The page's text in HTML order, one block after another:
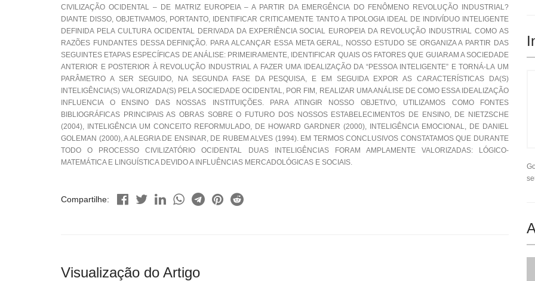
CIVILIZAÇÃO OCIDENTAL – DE MATRIZ EUROPEIA – A PARTIR DA EMERGÊNCIA DO FENÔMENO REVOLUÇÃO INDUSTRIAL?
DIANTE DISSO, OBJETIVAMOS, PORTANTO, IDENTIFICAR CRITICAMENTE TANTO A TIPOLOGIA IDEAL DE INDIVÍDUO INTELIGENTE
DEFINIDA PELA CULTURA OCIDENTAL DERIVADA DA EXPERIÊNCIA SOCIAL EUROPEIA DA REVOLUÇÃO INDUSTRIAL COMO AS
RAZÕES FUNDANTES DESSA DEFINIÇÃO. PARA ALCANÇAR ESSA META GERAL, NOSSO ESTUDO SE ORGANIZA A PARTIR DAS
SEGUINTES ETAPAS ESPECÍFICAS DE ANÁLISE: PRIMEIRAMENTE, IDENTIFICAR QUAIS OS FATORES QUE GUIARAM A SOCIEDADE
ANTERIOR E POSTERIOR À REVOLUÇÃO INDUSTRIAL A FAZER UMA IDEALIZAÇÃO DA “PESSOA INTELIGENTE” E TORNÁ-LA UM
PARÂMETRO A SER SEGUIDO, NA SEGUNDA FASE DA PESQUISA, E EM SEGUIDA EXPOR AS CARACTERÍSTICAS DA(S)
INTELIGÊNCIA(S) VALORIZADA(S) PELA SOCIEDADE OCIDENTAL, POR FIM, REALIZAR UMA ANÁLISE DE COMO ESSA IDEALIZAÇÃO
INFLUENCIA O ENSINO DAS NOSSAS INSTITUIÇÕES. PARA ATINGIR NOSSO OBJETIVO, UTILIZAMOS COMO FONTES
BIBLIOGRÁFICAS PRINCIPAIS AS OBRAS SOBRE O FUTURO DOS NOSSOS ESTABELECIMENTOS DE ENSINO, DE NIETZSCHE
(2004), INTELIGÊNCIA UM CONCEITO REFORMULADO, DE HOWARD GARDNER (2000), INTELIGÊNCIA EMOCIONAL, DE DANIEL
GOLEMAN (2000), A ALEGRIA DE ENSINAR, DE RUBEM ALVES (1994). EM TERMOS CONCLUSIVOS CONSTATAMOS QUE DURANTE
TODO O PROCESSO CIVILIZATÓRIO OCIDENTAL DUAS INTELIGÊNCIAS FORAM AMPLAMENTE VALORIZADAS: LÓGICO-
MATEMÁTICA E LINGUÍSTICA DEVIDO A INFLUÊNCIAS MERCADOLÓGICAS E SOCIAIS.
Compartilhe:
Visualização do Artigo